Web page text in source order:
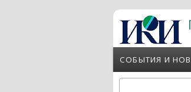
Перейти к основному содержанию
СОБЫТИЯ И